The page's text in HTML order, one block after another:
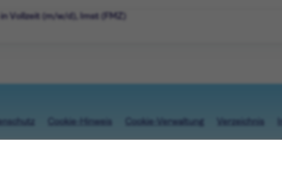
Vollzeit (m/w/d), Imst (FMZ)
Cookie-Hinweis Cookie-Verwaltung Verzeichnis